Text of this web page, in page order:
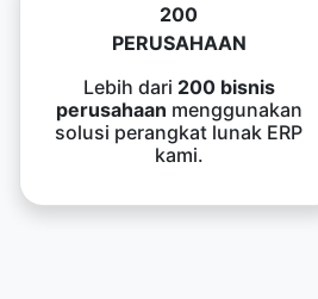
200
PERUSAHAAN
Lebih dari 200 bisnis
perusahaan menggunakan
solusi perangkat lunak ERP
kami.